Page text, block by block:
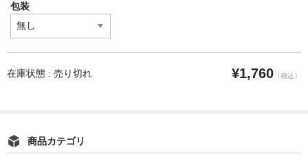
包装
在庫状態 : 売り切れ ¥1,760 （税込）
商品カテゴリ